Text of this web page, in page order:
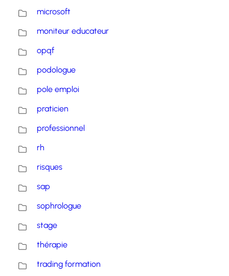
microsoft
moniteur educateur
opqf
podologue
pole emploi
praticien
professionnel
rh
risques
sap
sophrologue
stage
thérapie
trading formation